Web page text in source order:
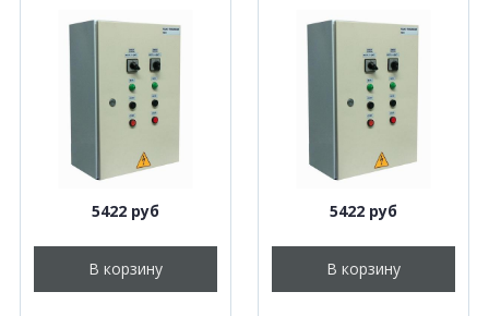
5422 руб
В корзину
5422 руб
В корзину